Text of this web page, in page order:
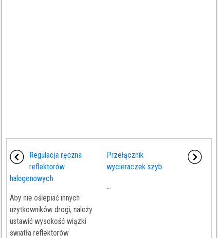
Regulacja ręczna
reflektorów
halogenowych
Aby nie oślepiać innych
użytkowników drogi, należy
ustawić wysokość wiązki
światła reflektorów
Przełącznik
wycieraczek szyb
...